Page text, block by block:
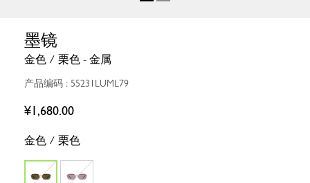
墨镜
金色 / 栗色 - 金属
产品编码 : 55231LUML79
¥1,680.00
金色 / 栗色